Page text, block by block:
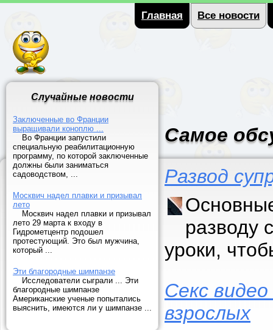
Главная Все новости
Случайные новости
Заключенные во Франции
выращивали коноплю ...
Во Франции запустили
специальную реабилитационную
программу, по которой заключенные
должны были заниматься
садоводством, ...
Москвич надел плавки и призывал
лето
Москвич надел плавки и призывал
лето 29 марта к входу в
Гидрометцентр подошел
протестующий. Это был мужчина,
который ...
Эти благородные шимпанзе
Исследователи сыграли ... Эти
благородные шимпанзе
Американские ученые попытались
выяснить, имеются ли у шимпанзе ...
Самое
Развод
разводу
уроки,
Секс
взрослых